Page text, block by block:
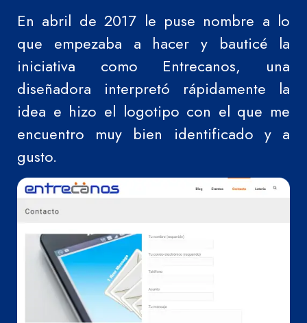
En abril de 2017 le puse nombre a lo
que empezaba a hacer y bauticé la
iniciativa como Entrecanos, una
diseñadora interpretó rápidamente la
idea e hizo el logotipo con el que me
encuentro muy bien identificado y a
gusto.